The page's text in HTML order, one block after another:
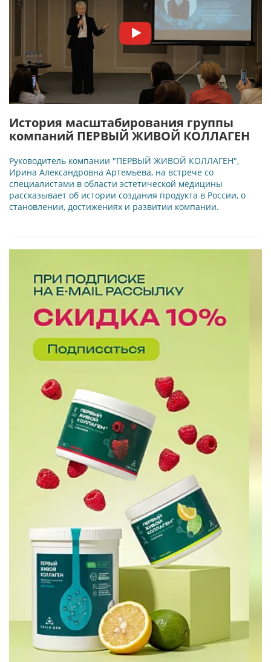
История масштабирования группы
компаний ПЕРВЫЙ ЖИВОЙ КОЛЛАГЕН
Руководитель компании "ПЕРВЫЙ ЖИВОЙ КОЛЛАГЕН",
Ирина Александровна Артемьева, на встрече со
специалистами в области эстетической медицины
рассказывает об истории создания продукта в России, о
становлении, достижениях и развитии компании.